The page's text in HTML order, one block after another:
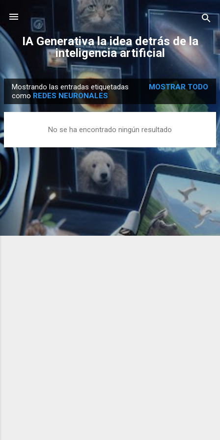
Ir al contenido principal
IA Generativa la idea detrás de la
inteligencia artificial
n
a
d
s
Mostrando las entradas etiquetadas
como REDES NEURONALES
MOSTRAR TODO
No se ha encontrado ningún resultado